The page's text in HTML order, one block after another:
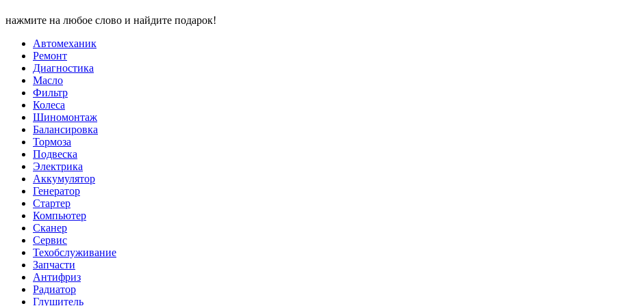
нажмите на любое слово и найдите подарок!
Автомеханик
Ремонт
Диагностика
Масло
Фильтр
Колеса
Шиномонтаж
Балансировка
Тормоза
Подвеска
Электрика
Аккумулятор
Генератор
Стартер
Компьютер
Сканер
Сервис
Техобслуживание
Запчасти
Антифриз
Радиатор
Глушитель